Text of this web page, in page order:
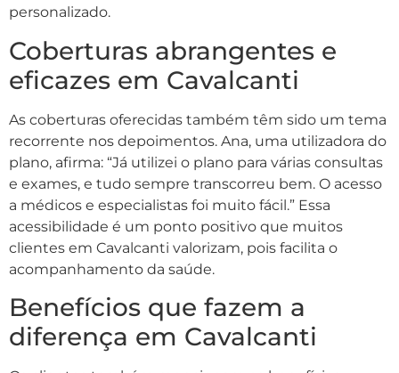
personalizado.
Coberturas abrangentes e
eficazes em Cavalcanti
As coberturas oferecidas também têm sido um tema
recorrente nos depoimentos. Ana, uma utilizadora do
plano, afirma: “Já utilizei o plano para várias consultas
e exames, e tudo sempre transcorreu bem. O acesso
a médicos e especialistas foi muito fácil.” Essa
acessibilidade é um ponto positivo que muitos
clientes em Cavalcanti valorizam, pois facilita o
acompanhamento da saúde.
Benefícios que fazem a
diferença em Cavalcanti